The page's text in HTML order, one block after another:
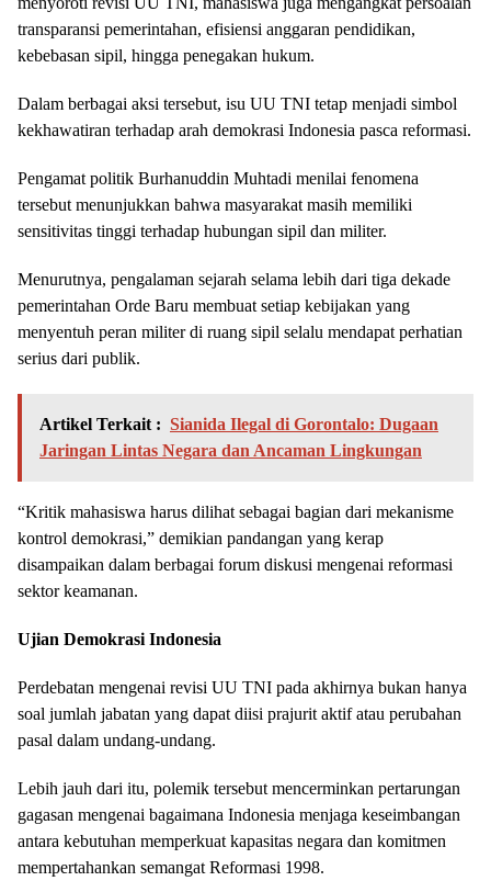
transparansi pemerintahan, efisiensi anggaran pendidikan,
kebebasan sipil, hingga penegakan hukum.
Dalam berbagai aksi tersebut, isu UU TNI tetap menjadi simbol
kekhawatiran terhadap arah demokrasi Indonesia pasca reformasi.
Pengamat politik Burhanuddin Muhtadi menilai fenomena
tersebut menunjukkan bahwa masyarakat masih memiliki
sensitivitas tinggi terhadap hubungan sipil dan militer.
Menurutnya, pengalaman sejarah selama lebih dari tiga dekade
pemerintahan Orde Baru membuat setiap kebijakan yang
menyentuh peran militer di ruang sipil selalu mendapat perhatian
serius dari publik.
Artikel Terkait : Sianida Ilegal di Gorontalo: Dugaan
Jaringan Lintas Negara dan Ancaman Lingkungan
“Kritik mahasiswa harus dilihat sebagai bagian dari mekanisme
kontrol demokrasi,” demikian pandangan yang kerap
disampaikan dalam berbagai forum diskusi mengenai reformasi
sektor keamanan.
Ujian Demokrasi Indonesia
Perdebatan mengenai revisi UU TNI pada akhirnya bukan hanya
soal jumlah jabatan yang dapat diisi prajurit aktif atau perubahan
pasal dalam undang-undang.
Lebih jauh dari itu, polemik tersebut mencerminkan pertarungan
gagasan mengenai bagaimana Indonesia menjaga keseimbangan
antara kebutuhan memperkuat kapasitas negara dan komitmen
mempertahankan semangat Reformasi 1998.